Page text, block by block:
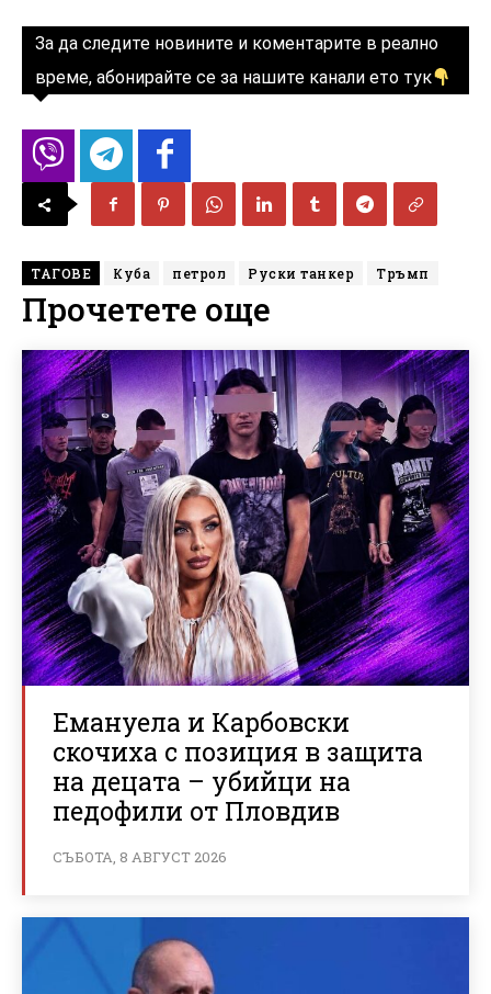
За да следите новините и коментарите в реално
време, абонирайте се за нашите канали ето тук
ТАГОВЕ Куба петрол Руски танкер Тръмп
Прочетете още
Емануела и Карбовски
скочиха с позиция в защита
на децата – убийци на
педофили от Пловдив
СЪБОТА, 8 АВГУСТ 2026